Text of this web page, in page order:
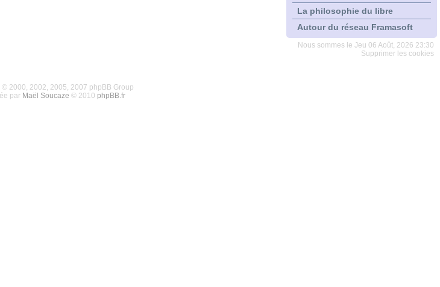
La philosophie du libre
Autour du réseau Framasoft
Nous sommes le Jeu 06 Août, 2026 23:30
Supprimer les cookies
© 2000, 2002, 2005, 2007 phpBB Group
par Maël Soucaze © 2010 phpBB.fr